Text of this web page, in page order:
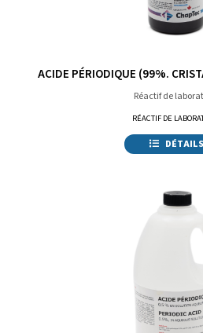
ACIDE PÉRIODIQUE (99%.
Réactif de
RÉACTIF DE
DÉTAILS